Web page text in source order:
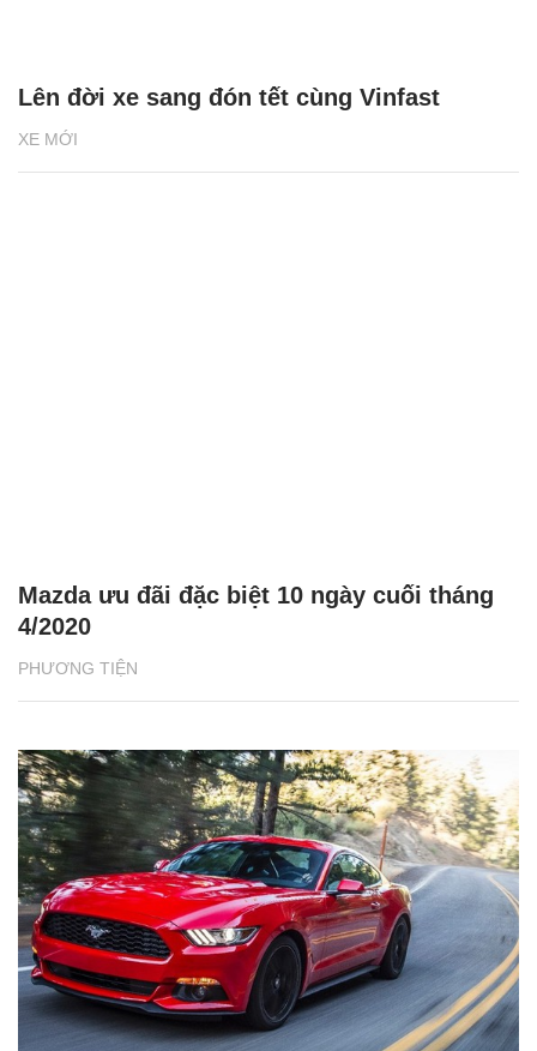
XE MỚI
Lên đời xe sang đón tết cùng Vinfast
PHƯƠNG TIỆN
Mazda ưu đãi đặc biệt 10 ngày cuối tháng
4/2020